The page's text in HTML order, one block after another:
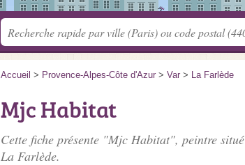
Accueil > Provence-Alpes-Côte d'Azur > Var > La Farlède
Mjc Habitat
Cette fiche présente "Mjc Habitat", peintre situé
La Farlède.